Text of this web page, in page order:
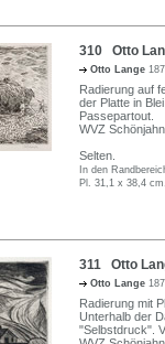
310 Otto
Otto Lange
Radierung auf
der Platte in
Passepartout.
WVZ
Selten.
In den
Pl. 31,1 x 38,4
311 Otto
Otto Lange
Radierung mit
Unterhalb der
"Selbstdruck".